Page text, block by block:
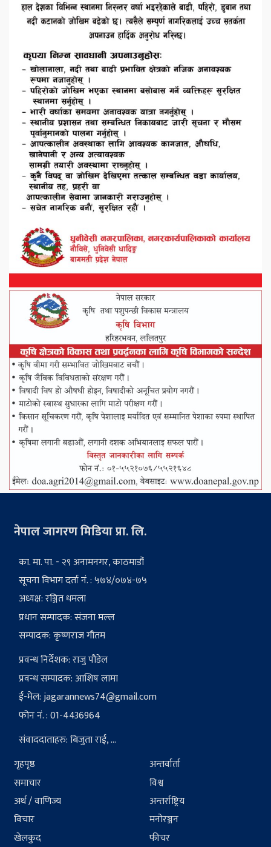
नेपाल जागरण मिडिया प्रा. लि.
का. मा. पा. - २९ अनामनगर, काठमाडौं
सूचना विभाग दर्ता नं. : ५७४/०७४-७५
अध्यक्ष: रञ्जित धमला
प्रधान सम्पादक: संजना मल्ल
सम्पादक: कृष्णराज गौतम
प्रवन्ध निर्देशक: राजु पौडेल
प्रवन्ध सम्पादक: आशिष लामा
ई-मेल:jagarannews74@gmail.com
फोन नं. : 01-4436964
संवाददाताहरु: बिजुता राई, ...
गृहपृष्ठ
समाचार
अर्थ / वाणिज्य
विचार
खेलकुद
अन्तर्वार्ता
विश्व
अन्तर्राष्ट्रिय
मनोरञ्जन
फीचर